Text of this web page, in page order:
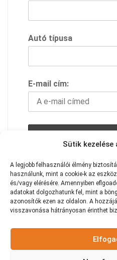
Sütik kezelése
A legjobb felhasználói élmény
használunk, mint a cookie-k az
és/vagy elérésére. Amennyiben
adatokat dolgozhatunk fel, mint a
azonosítók ezen az oldalon. A
visszavonása hátrányosan érinthet
Autó típusa
E-mail cím:
A feliratkozással
szabályzatunkat